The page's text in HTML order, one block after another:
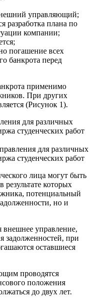
управляющий;
разработка плана по
компании;
погашение всех
банкрота перед
применимо
При других
(Рисунок 1).
для различных
студенческих работ
лица могут быть
которых
потенциальный
но и
управление,
задолженностей, при
оставшиеся
проводятся
положения
до двух лет.